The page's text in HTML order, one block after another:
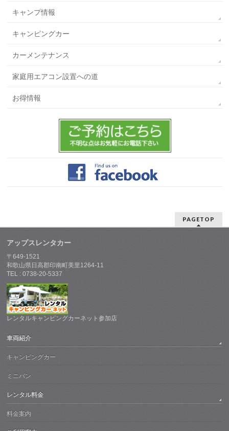
キャンプ情報
キャンピングカー
カーメンテナンス
家庭用エアコン設置への道
お得情報
PAGETOP
アップスレンタカー
〒649-1521
和歌山県日高郡印南町美里1264-11
TEL : 0738-20-5337
レンタルキャンピングカーネット参加店
車両紹介
キャンピングカー
ミニバン
レンタル料金
料金案内